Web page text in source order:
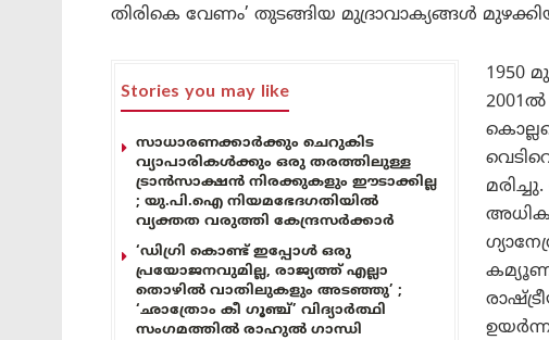
തിരികെ വേണം’ തുടങ്ങിയ മുദ്രാവാക്യങ്ങൾ
Stories you may like
സാധാരണക്കാർക്കും ചെറുകിട
വ്യാപാരികൾക്കും ഒരു തരത്തിലുള്ള
ട്രാൻസാക്ഷൻ നിരക്കുകളും ഈടാക്കില്ല
; യു.പി.ഐ നിയമഭേദഗതിയിൽ
വ്യക്തത വരുത്തി കേന്ദ്രസർക്കാർ
‘ഡിഗ്രി കൊണ്ട് ഇപ്പോൾ ഒരു
പ്രയോജനവുമില്ല, രാജ്യത്ത് എല്ലാ
തൊഴിൽ വാതിലുകളും അടഞ്ഞു’ ;
‘ഛാത്രോം കീ ഗൂഞ്ച്’ വിദ്യാർത്ഥി
സംഗമത്തിൽ രാഹുൽ ഗാന്ധി
1950
2001ൽ